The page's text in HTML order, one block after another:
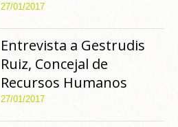
27/01/2017
Entrevista a Gestrudis
Ruiz, Concejal de
Recursos Humanos
27/01/2017